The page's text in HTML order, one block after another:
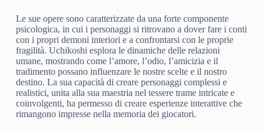
Le sue opere sono caratterizzate da una forte componente
psicologica, in cui i personaggi si ritrovano a dover fare i conti
con i propri demoni interiori e a confrontarsi con le proprie
fragilità. Uchikoshi esplora le dinamiche delle relazioni
umane, mostrando come l’amore, l’odio, l’amicizia e il
tradimento possano influenzare le nostre scelte e il nostro
destino. La sua capacità di creare personaggi complessi e
realistici, unita alla sua maestria nel tessere trame intricate e
coinvolgenti, ha permesso di creare esperienze interattive che
rimangono impresse nella memoria dei giocatori.